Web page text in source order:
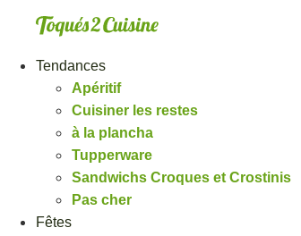
Tendances
Apéritif
Cuisiner les restes
à la plancha
Tupperware
Sandwichs Croques et Crostinis
Pas cher
Fêtes